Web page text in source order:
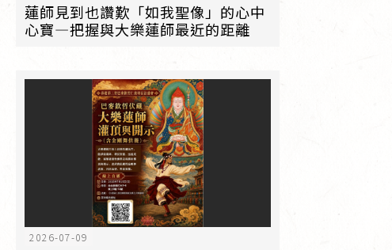
蓮師見到也讚歎「如我聖像」的心中
心寶—把握與大樂蓮師最近的距離
2026-07-09